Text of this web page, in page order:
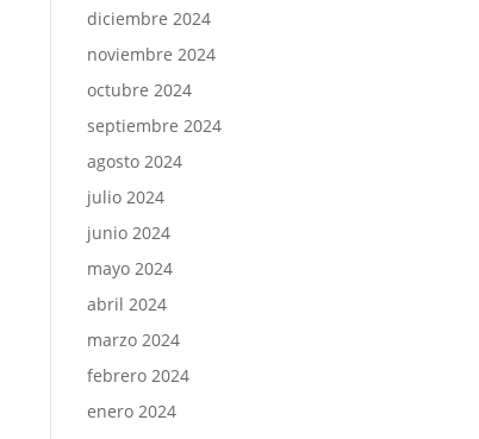
diciembre 2024
noviembre 2024
octubre 2024
septiembre 2024
agosto 2024
julio 2024
junio 2024
mayo 2024
abril 2024
marzo 2024
febrero 2024
enero 2024